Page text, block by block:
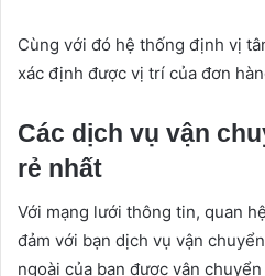
Cùng với đó hệ thống định vị
xác định được vị trí của đơn
Các dịch vụ vận
rẻ nhất
Với mạng lưới thông tin, quan
đảm với bạn dịch vụ vận
ngoài của bạn được vận